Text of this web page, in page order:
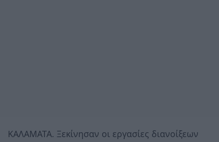
ΚΑΛΑΜΑΤΑ. Ξεκίνησαν οι εργασίες διανοίξεων